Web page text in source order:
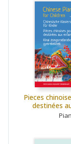
Pieces
destinées